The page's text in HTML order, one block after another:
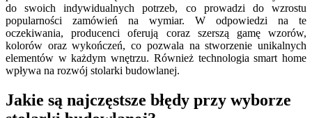
do swoich indywidualnych potrzeb, co prowadzi do wzrostu
popularności zamówień na wymiar. W odpowiedzi na te
oczekiwania, producenci oferują coraz szerszą gamę wzorów,
kolorów oraz wykończeń, co pozwala na stworzenie unikalnych
elementów w każdym wnętrzu. Również technologia smart home
wpływa na rozwój stolarki budowlanej.
Jakie są najczęstsze błędy przy wyborze